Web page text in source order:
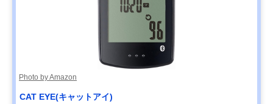
Photo by Amazon
CAT EYE(キャットアイ)